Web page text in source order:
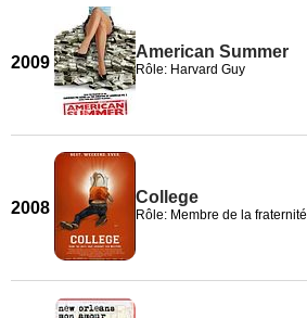
2009
American Summer
Rôle: Harvard Guy
2008
College
Rôle: Membre de la fraternité